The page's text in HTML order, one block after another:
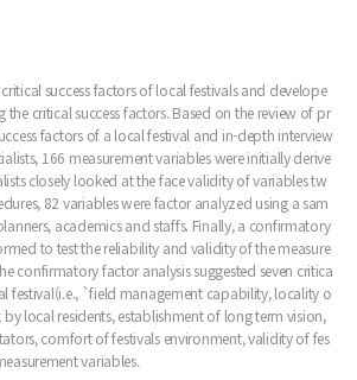
success factors of local festivals and develope
the critical success factors. Based on the review of pr
factors of a local festival and in-depth interview
166 measurement variables were initially derive
closely looked at the face validity of variables tw
82 variables were factor analyzed using a sam
academics and staffs. Finally, a confirmatory
to test the reliability and validity of the measure
confirmatory factor analysis suggested seven critica
festival(i.e., `field management capability, locality o
local residents, establishment of long term vision,
comfort of festivals environment, validity of fes
variables.